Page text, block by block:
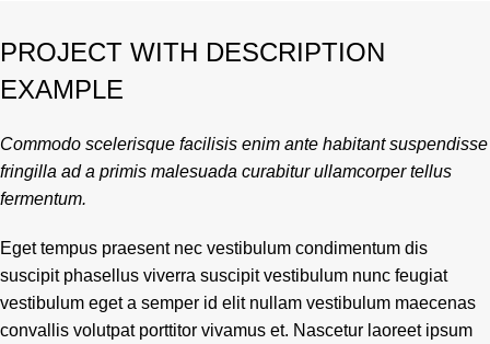
PROJECT WITH DESCRIPTION
EXAMPLE
Commodo scelerisque facilisis enim ante habitant suspendisse
fringilla ad a primis malesuada curabitur ullamcorper tellus
fermentum.
Eget tempus praesent nec vestibulum condimentum dis
suscipit phasellus viverra suscipit vestibulum nunc feugiat
vestibulum eget a semper id elit nullam vestibulum maecenas
convallis volutpat porttitor vivamus et. Nascetur laoreet ipsum